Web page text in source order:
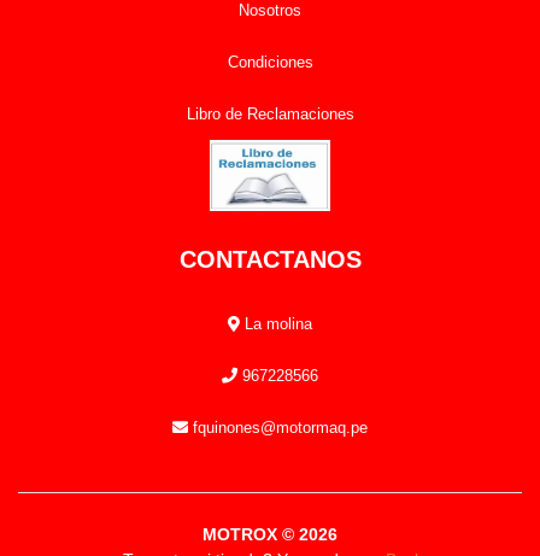
Nosotros
Condiciones
Libro de Reclamaciones
CONTACTANOS
La molina
967228566
fquinones@motormaq.pe
MOTROX © 2026